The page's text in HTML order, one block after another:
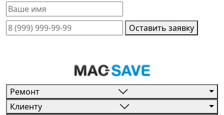
Оставить заявку
Ремонт
Клиенту